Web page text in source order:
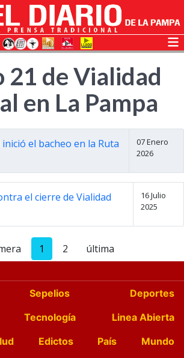
de Vialidad
en La Pampa
el bacheo en la Ruta
07 Enero
2026
el cierre de Vialidad
16 Julio
2025
1 2 última
Sepelios
Deportes
Tecnología
Linea Abierta
Edictos País
Mundo